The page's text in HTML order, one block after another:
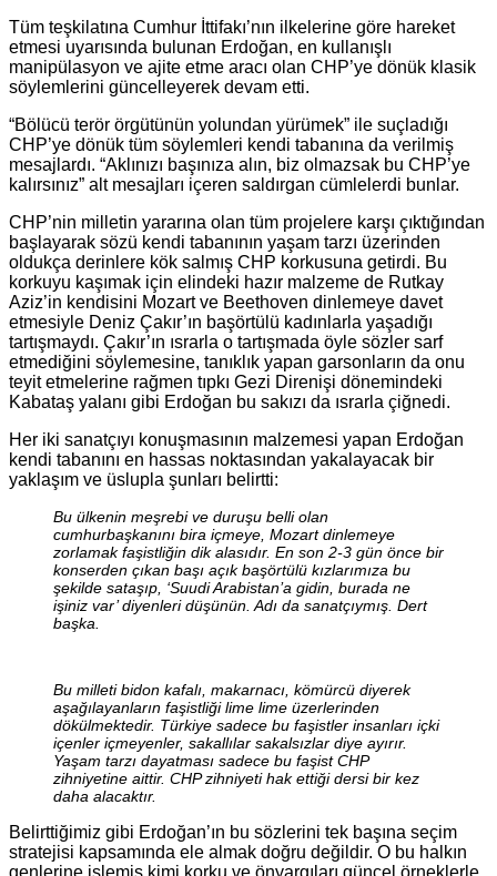
Tüm teşkilatına Cumhur İttifakı’nın ilkelerine göre hareket
etmesi uyarısında bulunan Erdoğan, en kullanışlı
manipülasyon ve ajite etme aracı olan CHP’ye dönük klasik
söylemlerini güncelleyerek devam etti.
“Bölücü terör örgütünün yolundan yürümek” ile suçladığı
CHP’ye dönük tüm söylemleri kendi tabanına da verilmiş
mesajlardı. “Aklınızı başınıza alın, biz olmazsak bu CHP’ye
kalırsınız” alt mesajları içeren saldırgan cümlelerdi bunlar.
CHP’nin milletin yararına olan tüm projelere karşı çıktığından
başlayarak sözü kendi tabanının yaşam tarzı üzerinden
oldukça derinlere kök salmış CHP korkusuna getirdi. Bu
korkuyu kaşımak için elindeki hazır malzeme de Rutkay
Aziz’in kendisini Mozart ve Beethoven dinlemeye davet
etmesiyle Deniz Çakır’ın başörtülü kadınlarla yaşadığı
tartışmaydı. Çakır’ın ısrarla o tartışmada öyle sözler sarf
etmediğini söylemesine, tanıklık yapan garsonların da onu
teyit etmelerine rağmen tıpkı Gezi Direnişi dönemindeki
Kabataş yalanı gibi Erdoğan bu sakızı da ısrarla çiğnedi.
Her iki sanatçıyı konuşmasının malzemesi yapan Erdoğan
kendi tabanını en hassas noktasından yakalayacak bir
yaklaşım ve üslupla şunları belirtti:
Bu ülkenin meşrebi ve duruşu belli olan
cumhurbaşkanını bira içmeye, Mozart dinlemeye
zorlamak faşistliğin dik alasıdır. En son 2-3 gün önce bir
konserden çıkan başı açık başörtülü kızlarımıza bu
şekilde sataşıp, ‘Suudi Arabistan’a gidin, burada ne
işiniz var’ diyenleri düşünün. Adı da sanatçıymış. Dert
başka.
Bu milleti bidon kafalı, makarnacı, kömürcü diyerek
aşağılayanların faşistliği lime lime üzerlerinden
dökülmektedir. Türkiye sadece bu faşistler insanları içki
içenler içmeyenler, sakallılar sakalsızlar diye ayırır.
Yaşam tarzı dayatması sadece bu faşist CHP
zihniyetine aittir. CHP zihniyeti hak ettiği dersi bir kez
daha alacaktır.
Belirttiğimiz gibi Erdoğan’ın bu sözlerini tek başına seçim
stratejisi kapsamında ele almak doğru değildir. O bu halkın
genlerine işlemiş kimi korku ve önyargıları güncel örneklerle